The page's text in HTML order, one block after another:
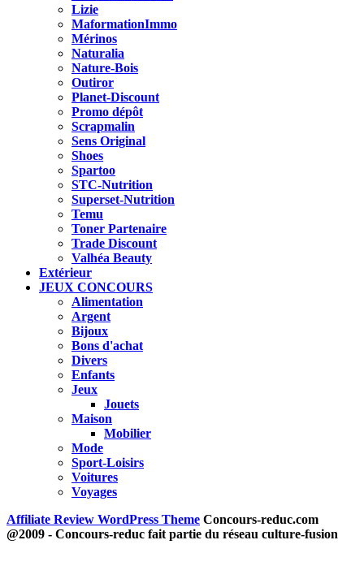
Lizie
MaformationImmo
Mérinos
Naturalia
Nature-Bois
Outiror
Planet-Discount
Promo dépôt
Scrapmalin
Sens Original
Shoes
Spartoo
STC-Nutrition
Superset-Nutrition
Temu
Toner Partenaire
Trade Discount
Valhéa Beauty
Extérieur
JEUX CONCOURS
Alimentation
Argent
Bijoux
Bons d'achat
Divers
Enfants
Jeux
Jouets
Maison
Mobilier
Mode
Sport-Loisirs
Voitures
Voyages
Affiliate Review WordPress Theme Concours-reduc.com
@2009 - Concours-reduc fait partie du réseau culture-fusion